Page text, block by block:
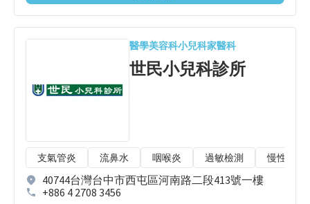
醫學美容科小兒科家醫科
世民小兒科診所
支氣管炎 流鼻水 咽喉炎 過敏檢測 慢性病整
40744台灣台中市西屯區河南路二段413號一樓
+886 4 2708 3456